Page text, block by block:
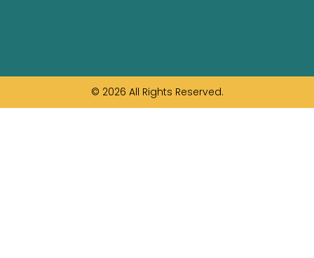
© 2026 All Rights Reserved.